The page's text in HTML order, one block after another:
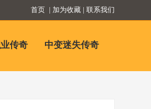
首页 | 加为收藏 | 联系我们
传奇 中变迷失传奇